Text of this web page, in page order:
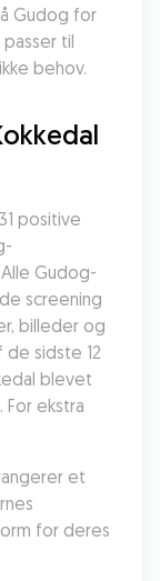
Gudog for
til
behov.
positive
Gudog-
screening
billeder og
sidste 12
blevet
ekstra
et
for deres